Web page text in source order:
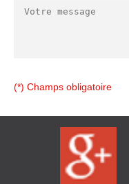
(*) Champs obligatoire